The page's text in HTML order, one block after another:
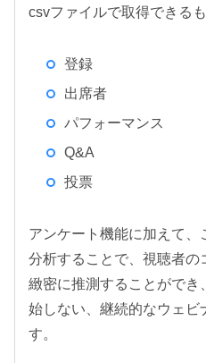
csvファイルで取得できるも
登録
出席者
パフォーマンス
Q&A
投票
アンケート機能に加えて、
分析することで、視聴者の
緻密に推測することができ
始しない、継続的なウェビ
す。